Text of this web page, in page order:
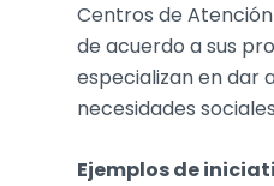
Centros de Atención
de acuerdo a sus
especializan en dar
necesidades
Ejemplos de